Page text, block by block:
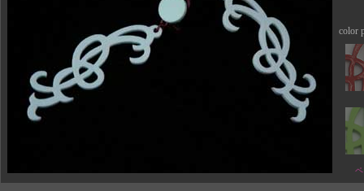
color